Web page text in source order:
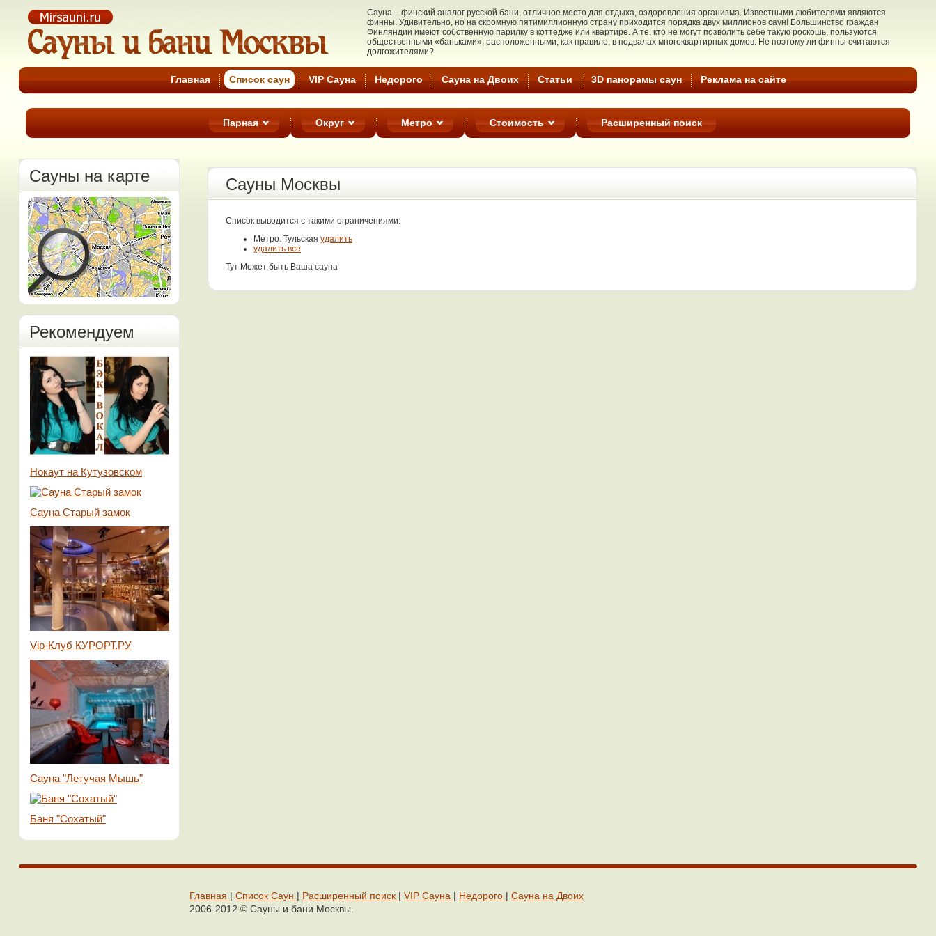
Cауны Москвы
Cауна – финский аналог русской бани, отличное место для отдыха, оздоровления организма. Известными любителями являются
финны. Удивительно, но на скромную пятимиллионную страну приходится порядка двух миллионов cаун! Большинство граждан
Финляндии имеют собственную парилку в коттедже или квартире. А те, кто не могут позволить себе такую роскошь, пользуются
общественными «баньками», расположенными, как правило, в подвалах многоквартирных домов. Не поэтому ли финны считаются
долгожителями?
Главная Список cаун VIP Сауна Недорого Cауна на Двоих Статьи 3D панорамы саун Реклама на cайте
Парная Округ Метро Стоимость Расширенный поиск
Сауны на карте
Рекомендуем
Нокаут на Кутузовском
Сауна Старый замок
Vip-Клуб КУРОРТ.РУ
Сауна "Летучая Мышь"
Баня "Сохатый"
Сауны Москвы
Список выводится с такими ограничениями:
Метро: Тульская удалить
удалить все
Тут Может быть Ваша сауна
Главная | Cписок Cаун | Расширенный поиск | VIP Сaунa | Недорого | Cауна на Двоих
2006-2012 © Сaуны и бaни Москвы.